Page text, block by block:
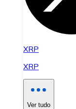
XRP
XRP
Ver tudo